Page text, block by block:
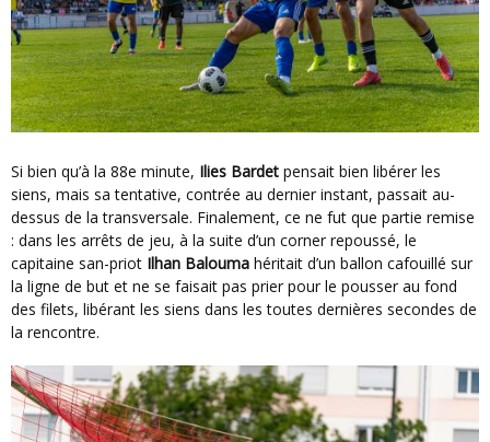
Si bien qu’à la 88e minute, Ilies Bardet pensait bien libérer les
siens, mais sa tentative, contrée au dernier instant, passait au-
dessus de la transversale. Finalement, ce ne fut que partie remise
: dans les arrêts de jeu, à la suite d’un corner repoussé, le
capitaine san-priot Ilhan Balouma héritait d’un ballon cafouillé sur
la ligne de but et ne se faisait pas prier pour le pousser au fond
des filets, libérant les siens dans les toutes dernières secondes de
la rencontre.